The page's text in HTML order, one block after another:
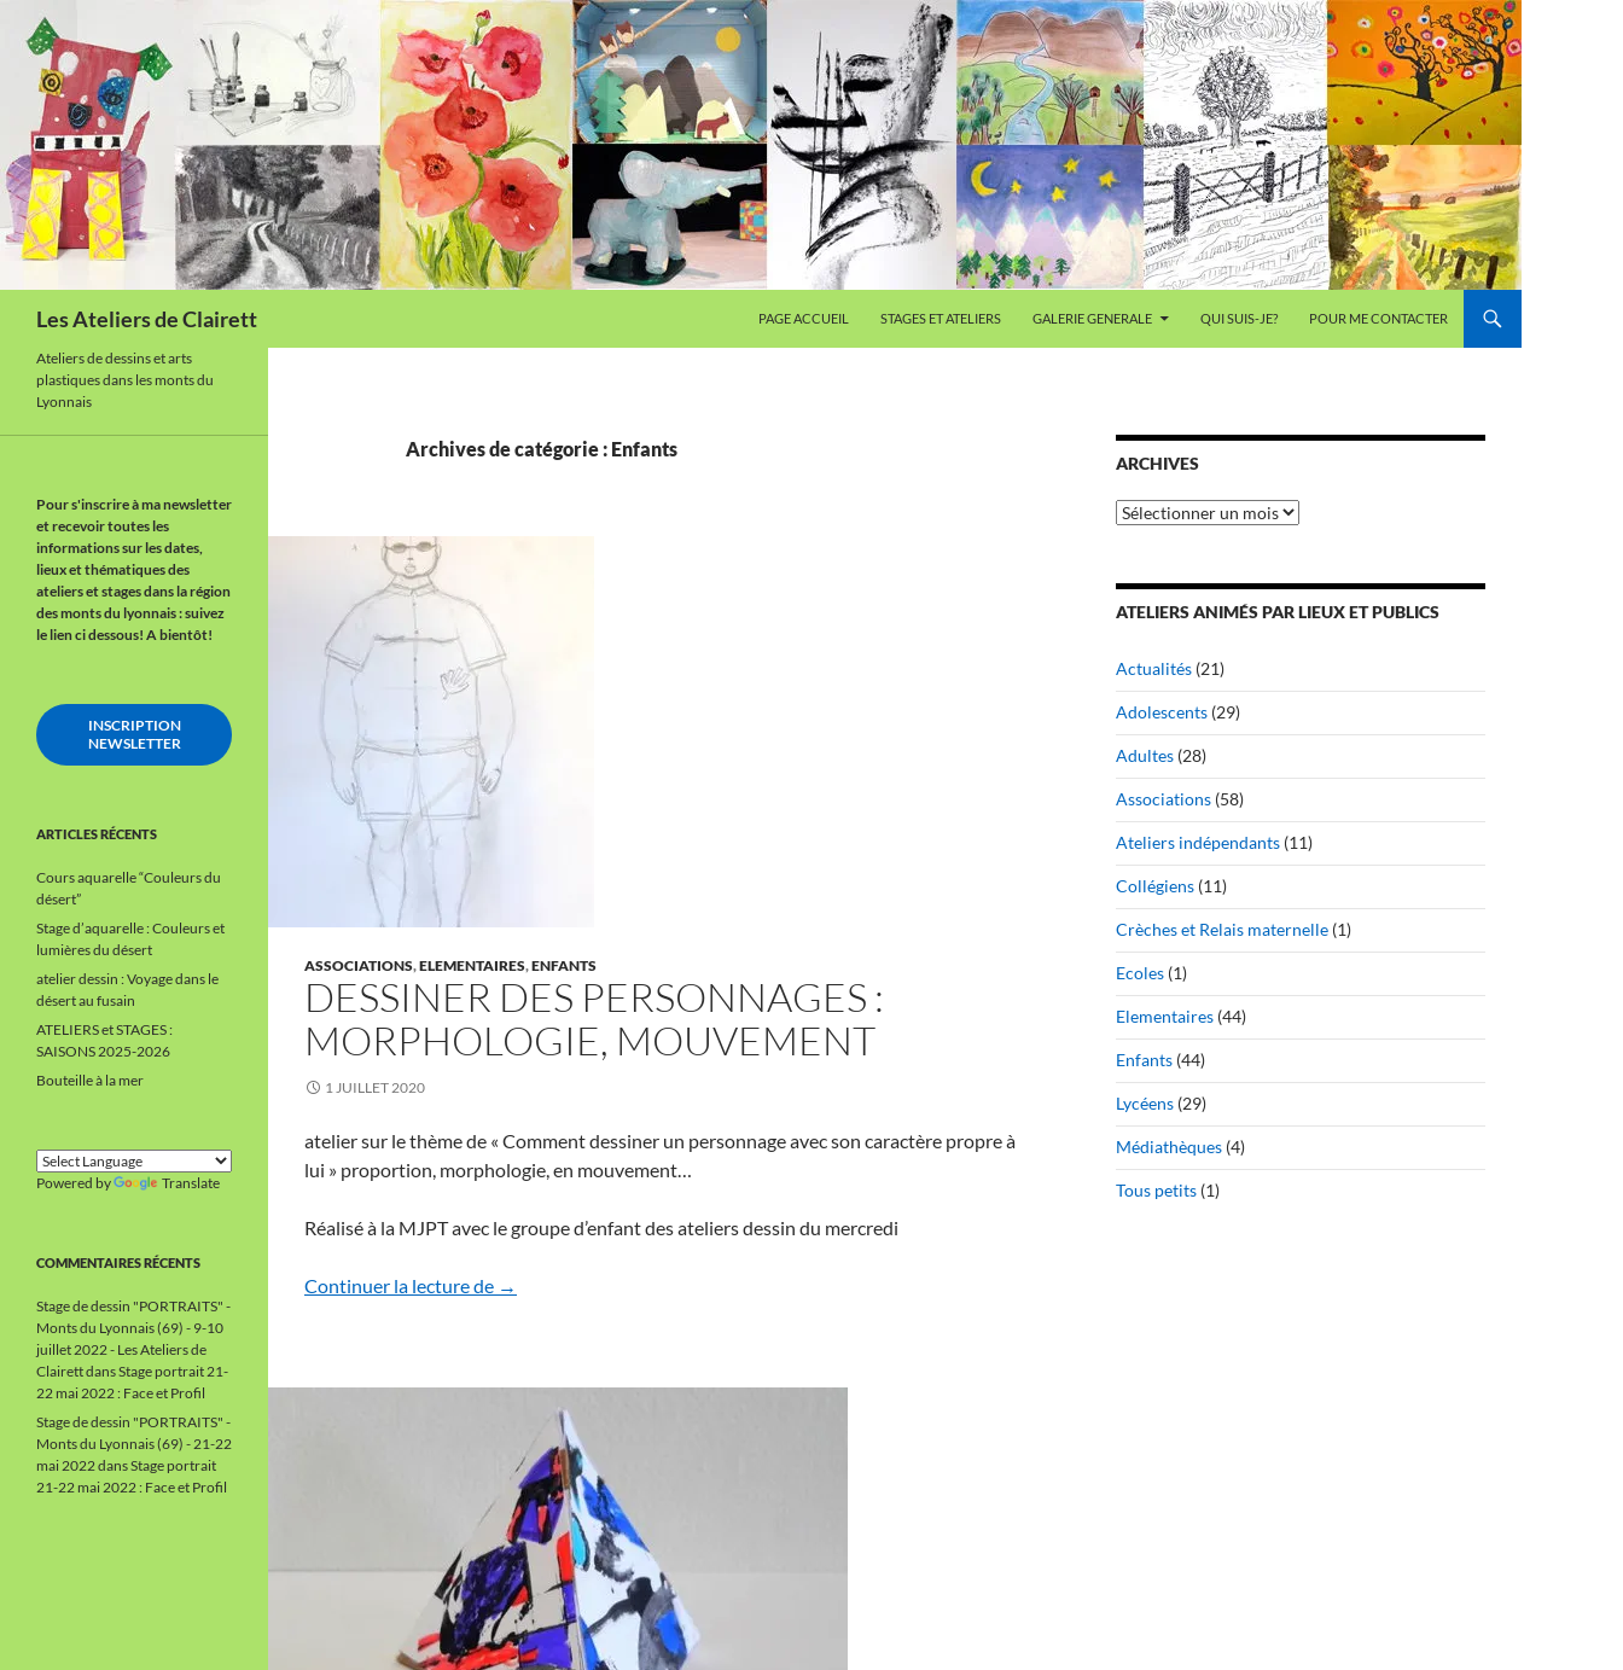
contenu
Les Ateliers de Clairett PAGE ACCUEIL STAGES ET ATELIERS GALERIE GENERALE QUI SUIS-JE? POUR ME CONTACTER
Archives de catégorie : Enfants
ASSOCIATIONS,ELEMENTAIRES,ENFANTS
DESSINER DES PERSONNAGES :
MORPHOLOGIE, MOUVEMENT
1 JUILLET 2020
atelier sur le thème de « Comment dessiner un personnage avec son caractère propre à
lui » proportion, morphologie, en mouvement…
Réalisé à la MJPT avec le groupe d’enfant des ateliers dessin du mercredi
Continuer la lecture de Dessiner des personnages : morphologie, mouvement
→
ARCHIVES
Archives
ATELIERS ANIMÉS PAR LIEUX ET PUBLICS
Actualités (21)
Adolescents (29)
Adultes (28)
Associations (58)
Ateliers indépendants (11)
Collégiens (11)
Crèches et Relais maternelle (1)
Ecoles (1)
Elementaires (44)
Enfants (44)
Lycéens (29)
Médiathèques (4)
Tous petits (1)
Ateliers de dessins et arts
plastiques dans les monts du
Lyonnais
Pour s'inscrire à ma newsletter
et recevoir toutes les
informations sur les dates,
lieux et thématiques des
ateliers et stages dans la région
des monts du lyonnais : suivez
le lien ci dessous! A bientôt!
INSCRIPTION
NEWSLETTER
ARTICLES RÉCENTS
Cours aquarelle “Couleurs du
désert”
Stage d’aquarelle : Couleurs et
lumières du désert
atelier dessin : Voyage dans le
désert au fusain
ATELIERS et STAGES :
SAISONS 2025-2026
Bouteille à la mer
Powered by Translate
COMMENTAIRES RÉCENTS
Stage de dessin "PORTRAITS" -
Monts du Lyonnais (69) - 9-10
juillet 2022 - Les Ateliers de
ClairettdansStage portrait 21-
22 mai 2022 : Face et Profil
Stage de dessin "PORTRAITS" -
Monts du Lyonnais (69) - 21-22
mai 2022dansStage portrait
21-22 mai 2022 : Face et Profil